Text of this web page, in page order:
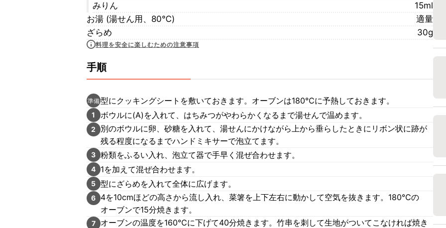
みりん
15ml
お湯 (湯せん用、80℃)
適量
ざらめ
30g
料理を安全に楽しむための注意事項
手順
準備型にクッキングシートを敷いておきます。オーブンは180℃に予熱しておきます。
1 ボウルに(A)を入れて、はちみつがやわらかくなるまで湯せんで温めます。
2
別のボウルに卵、砂糖を入れて、湯せんにかけながら上から垂らしたときにリボン状に跡が
残る程度になるまでハンドミキサーで泡立てます。
3 粉類をふるい入れ、泡立て器で手早く混ぜ合わせます。
4 1を加えて混ぜ合わせます。
5 型にざらめを入れて全体に広げます。
6
4を10cmほどの高さから流し入れ、菜箸を上下左右に動かして空気を抜きます。180℃の
オーブンで15分焼きます。
7
オーブンの温度を160℃に下げて40分焼きます。竹串を刺して生地がついてこなければ焼き